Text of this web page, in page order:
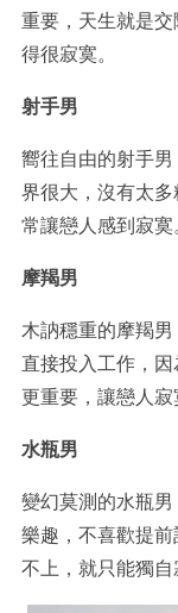
重要，天生就是
得很寂寞。
射手男
嚮往自由的射手
界很大，沒有太
常讓戀人感到寂寞
摩羯男
木訥穩重的摩羯
直接投入工作，
更重要，讓戀人寂
水瓶男
變幻莫測的水瓶
樂趣，不喜歡提
不上，就只能獨自